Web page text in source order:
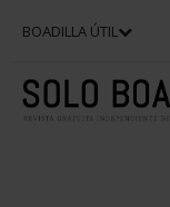
BOADILLA ÚTIL